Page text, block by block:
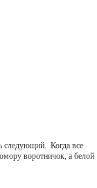
следующий. Когда все
воротничок, а белой